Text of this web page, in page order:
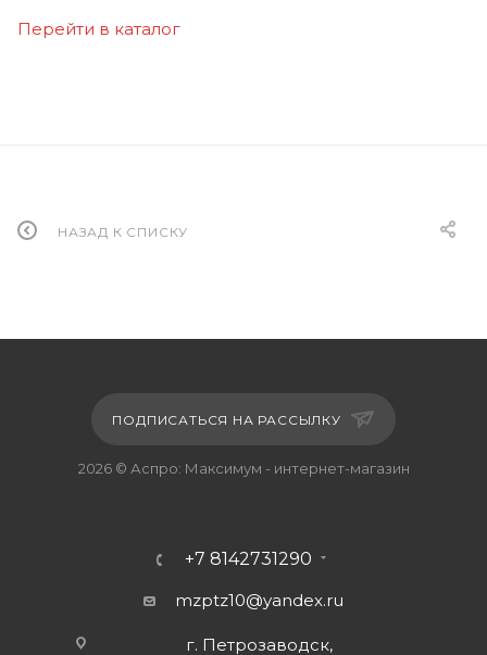
Перейти в каталог
НАЗАД К СПИСКУ
ПОДПИСАТЬСЯ НА РАССЫЛКУ
2026 © Аспро: Максимум - интернет-магазин
+7 8142731290
mzptz10@yandex.ru
г. Петрозаводск,